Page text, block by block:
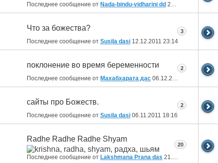
Последнее сообщение от Nada-bindu-vidharini dd 27.12.2011 21:59
Что за божества?
Последнее сообщение от Susila dasi 12.12.2011 23:14
3
поклонение во время беременности
Последнее сообщение от Махабхарата дас 06.12.2011
2
сайты про Божеств.
Последнее сообщение от Susila dasi 06.11.2011 18:16
2
Radhe Radhe Radhe Shyam
Последнее сообщение от Lakshmana Prana das 21.10.2011
20